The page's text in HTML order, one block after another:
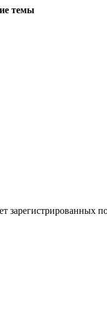
темы
зарегистрированных